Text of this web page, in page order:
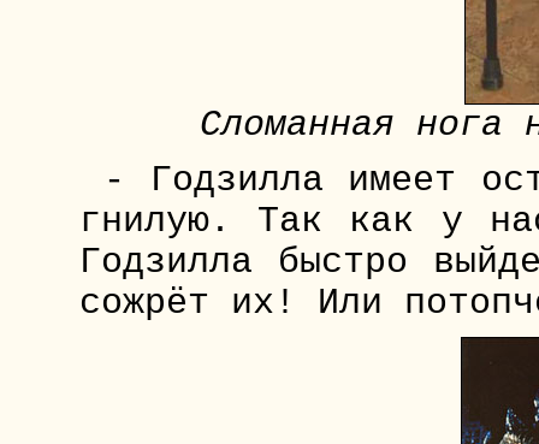
Сломанная нога
- Годзилла имеет
гнилую. Так как у
Годзилла быстро
сожрёт их! Или